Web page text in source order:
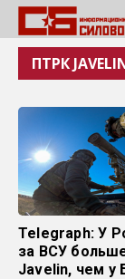
ПТРК
Telegraph: У
за ВСУ
Javelin, чем у